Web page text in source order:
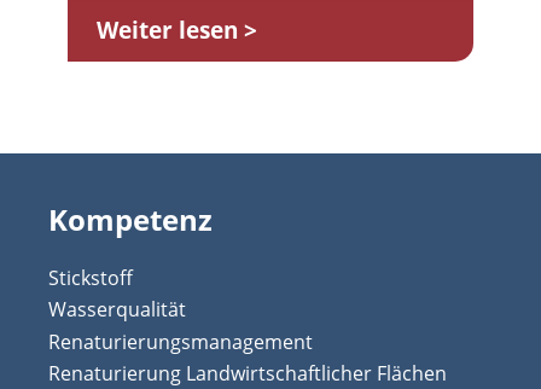
Weiter lesen
Kompetenz
Stickstoff
Wasserqualität
Renaturierungsmanagement
Renaturierung Landwirtschaftlicher Flächen